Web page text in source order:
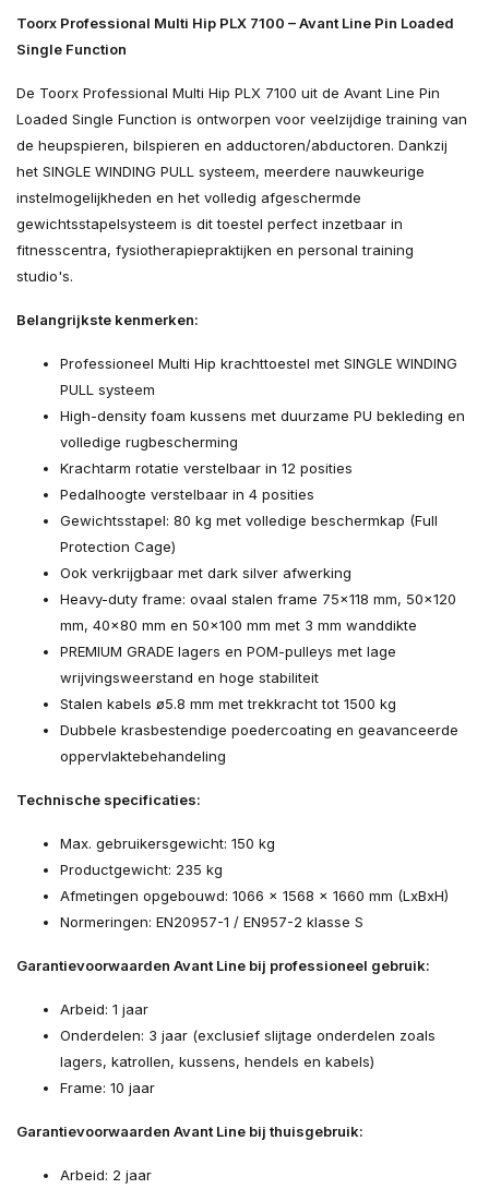
Toorx Professional Multi Hip PLX 7100 – Avant Line Pin Loaded
Single Function
De Toorx Professional Multi Hip PLX 7100 uit de Avant Line Pin
Loaded Single Function is ontworpen voor veelzijdige training van
de heupspieren, bilspieren en adductoren/abductoren. Dankzij
het SINGLE WINDING PULL systeem, meerdere nauwkeurige
instelmogelijkheden en het volledig afgeschermde
gewichtsstapelsysteem is dit toestel perfect inzetbaar in
fitnesscentra, fysiotherapiepraktijken en personal training
studio's.
Belangrijkste kenmerken:
Professioneel Multi Hip krachttoestel met SINGLE WINDING
PULL systeem
High-density foam kussens met duurzame PU bekleding en
volledige rugbescherming
Krachtarm rotatie verstelbaar in 12 posities
Pedalhoogte verstelbaar in 4 posities
Gewichtsstapel: 80 kg met volledige beschermkap (Full
Protection Cage)
Ook verkrijgbaar met dark silver afwerking
Heavy-duty frame: ovaal stalen frame 75x118 mm, 50x120
mm, 40x80 mm en 50x100 mm met 3 mm wanddikte
PREMIUM GRADE lagers en POM-pulleys met lage
wrijvingsweerstand en hoge stabiliteit
Stalen kabels ø5.8 mm met trekkracht tot 1500 kg
Dubbele krasbestendige poedercoating en geavanceerde
oppervlaktebehandeling
Technische specificaties:
Max. gebruikersgewicht: 150 kg
Productgewicht: 235 kg
Afmetingen opgebouwd: 1066 x 1568 x 1660 mm (LxBxH)
Normeringen: EN20957-1 / EN957-2 klasse S
Garantievoorwaarden Avant Line bij professioneel gebruik:
Arbeid: 1 jaar
Onderdelen: 3 jaar (exclusief slijtage onderdelen zoals
lagers, katrollen, kussens, hendels en kabels)
Frame: 10 jaar
Garantievoorwaarden Avant Line bij thuisgebruik:
Arbeid: 2 jaar